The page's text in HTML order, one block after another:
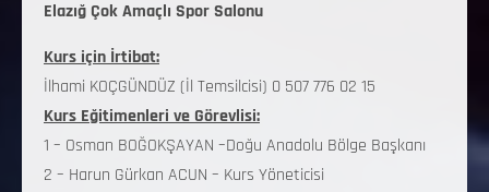
Elazığ Çok Amaçlı Spor Salonu
Kurs için İrtibat:
İlhami KOÇGÜNDÜZ (İl Temsilcisi) 0 507 776 02 15
Kurs Eğitimenleri ve Görevlisi:
1 – Osman BOĞOKŞAYAN –Doğu Anadolu Bölge Başkanı
2 – Harun Gürkan ACUN – Kurs Yöneticisi